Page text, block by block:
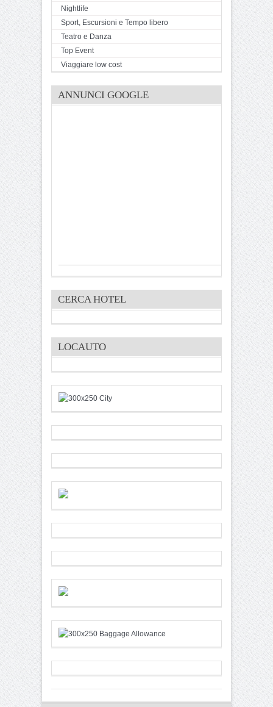
Nightlife
Sport, Escursioni e Tempo libero
Teatro e Danza
Top Event
Viaggiare low cost
ANNUNCI GOOGLE
CERCA HOTEL
LOCAUTO